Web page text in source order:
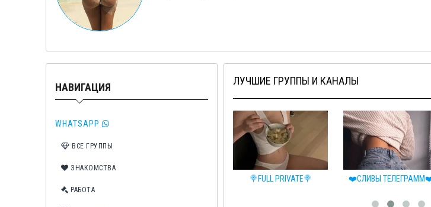
НАВИГАЦИЯ
WHATSAPP
ВСЕ ГРУППЫ
ЗНАКОМСТВА
РАБОТА
ЛУЧШИЕ ГРУППЫ И КАНАЛЫ
🍭FULL PRIVATE🍭 ❤️СЛИВЫ ТЕЛЕГРАММ❤️